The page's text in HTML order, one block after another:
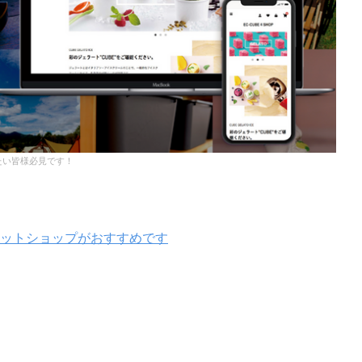
皆様必見です！
トショップがおすすめです